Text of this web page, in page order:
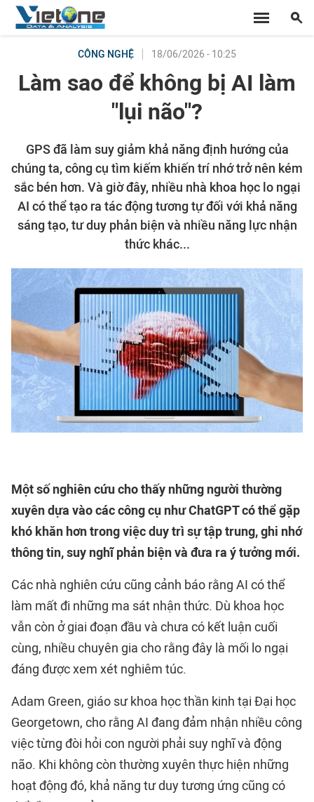
CÔNG NGHỆ 18/06/2026 - 10:25
Làm sao để không bị AI làm
"lụi não"?
GPS đã làm suy giảm khả năng định hướng của
chúng ta, công cụ tìm kiếm khiến trí nhớ trở nên kém
sắc bén hơn. Và giờ đây, nhiều nhà khoa học lo ngại
AI có thể tạo ra tác động tương tự đối với khả năng
sáng tạo, tư duy phản biện và nhiều năng lực nhận
thức khác...
Một số nghiên cứu cho thấy những người thường
xuyên dựa vào các công cụ như ChatGPT có thể gặp
khó khăn hơn trong việc duy trì sự tập trung, ghi nhớ
thông tin, suy nghĩ phản biện và đưa ra ý tưởng mới.
Các nhà nghiên cứu cũng cảnh báo rằng AI có thể
làm mất đi những ma sát nhận thức. Dù khoa học
vẫn còn ở giai đoạn đầu và chưa có kết luận cuối
cùng, nhiều chuyên gia cho rằng đây là mối lo ngại
đáng được xem xét nghiêm túc.
Adam Green, giáo sư khoa học thần kinh tại Đại học
Georgetown, cho rằng AI đang đảm nhận nhiều công
việc từng đòi hỏi con người phải suy nghĩ và động
não. Khi không còn thường xuyên thực hiện những
hoạt động đó, khả năng tư duy tương ứng cũng có